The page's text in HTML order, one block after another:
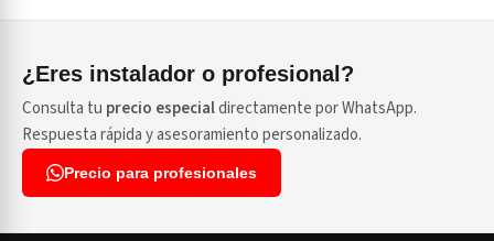
¿Eres instalador o profesional?
Consulta tu precio especialdirectamente por WhatsApp.
Respuesta rápida y asesoramiento personalizado.
Precio para profesionales